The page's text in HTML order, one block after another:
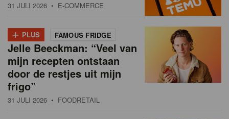
31 JULI 2026 • E-COMMERCE
+ PLUS FAMOUS FRIDGE
Jelle Beeckman: “Veel van
mijn recepten ontstaan
door de restjes uit mijn
frigo”
31 JULI 2026 • FOODRETAIL